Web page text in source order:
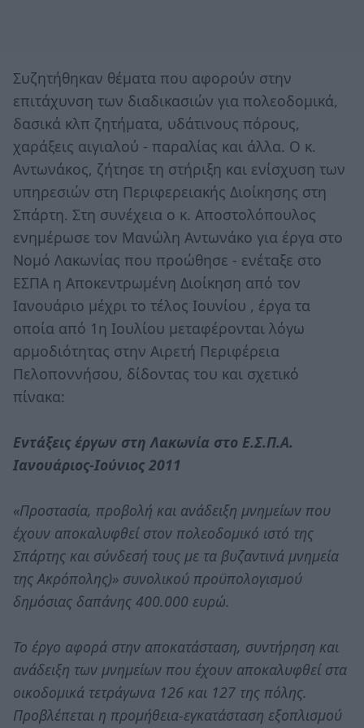
Συζητήθηκαν θέματα που αφορούν στην
επιτάχυνση των διαδικασιών για πολεοδομικά,
δασικά κλπ ζητήματα, υδάτινους πόρους,
χαράξεις αιγιαλού - παραλίας και άλλα. Ο κ.
Αντωνάκος, ζήτησε τη στήριξη και ενίσχυση των
υπηρεσιών στη Περιφερειακής Διοίκησης στη
Σπάρτη. Στη συνέχεια ο κ. Αποστολόπουλος
ενημέρωσε τον Μανώλη Αντωνάκο για έργα στο
Νομό Λακωνίας που προώθησε - ενέταξε στο
ΕΣΠΑ η Αποκεντρωμένη Διοίκηση από τον
Ιανουάριο μέχρι το τέλος Ιουνίου , έργα τα
οποία από 1η Ιουλίου μεταφέρονται λόγω
αρμοδιότητας στην Αιρετή Περιφέρεια
Πελοποννήσου, δίδοντας του και σχετικό
πίνακα:
Εντάξεις έργων στη Λακωνία στο Ε.Σ.Π.Α.
Ιανουάριος-Ιούνιος 2011
«Προστασία, προβολή και ανάδειξη μνημείων που
έχουν αποκαλυφθεί στον πολεοδομικό ιστό της
Σπάρτης και σύνδεσή τους με τα βυζαντινά μνημεία
της Ακρόπολης)» συνολικού προϋπολογισμού
δημόσιας δαπάνης 400.000 ευρώ.
Το έργο αφορά στην αποκατάσταση, συντήρηση και
ανάδειξη των μνημείων που έχουν αποκαλυφθεί στα
οικοδομικά τετράγωνα 126 και 127 της πόλης.
Προβλέπεται η προμήθεια-εγκατάσταση εξοπλισμού